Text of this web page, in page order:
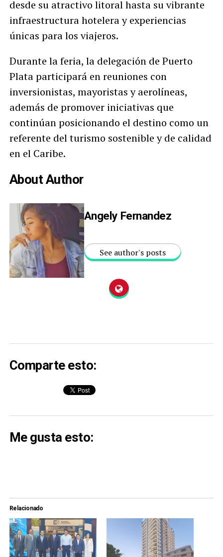
desde su atractivo litoral hasta su vibrante
infraestructura hotelera y experiencias
únicas para los viajeros.
Durante la feria, la delegación de Puerto
Plata participará en reuniones con
inversionistas, mayoristas y aerolíneas,
además de promover iniciativas que
continúan posicionando el destino como un
referente del turismo sostenible y de calidad
en el Caribe.
About Author
Angely Fernandez
See author's posts
Comparte esto:
Me gusta esto:
Relacionado